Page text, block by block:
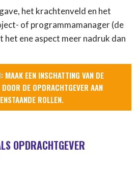
het krachtenveld en het
of programmamanager (de
ene aspect meer nadruk dan
MAAK EEN INSCHATTING VAN DE
DE OPDRACHTGEVER AAN
ROLLEN.
OPDRACHTGEVER